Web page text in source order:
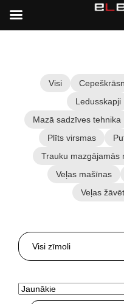
Visi
Ledusskapji
Mazā sadzīves tehnika
Plīts virsmas
Trauku mazgājamās
Veļas mašīnas
Veļas